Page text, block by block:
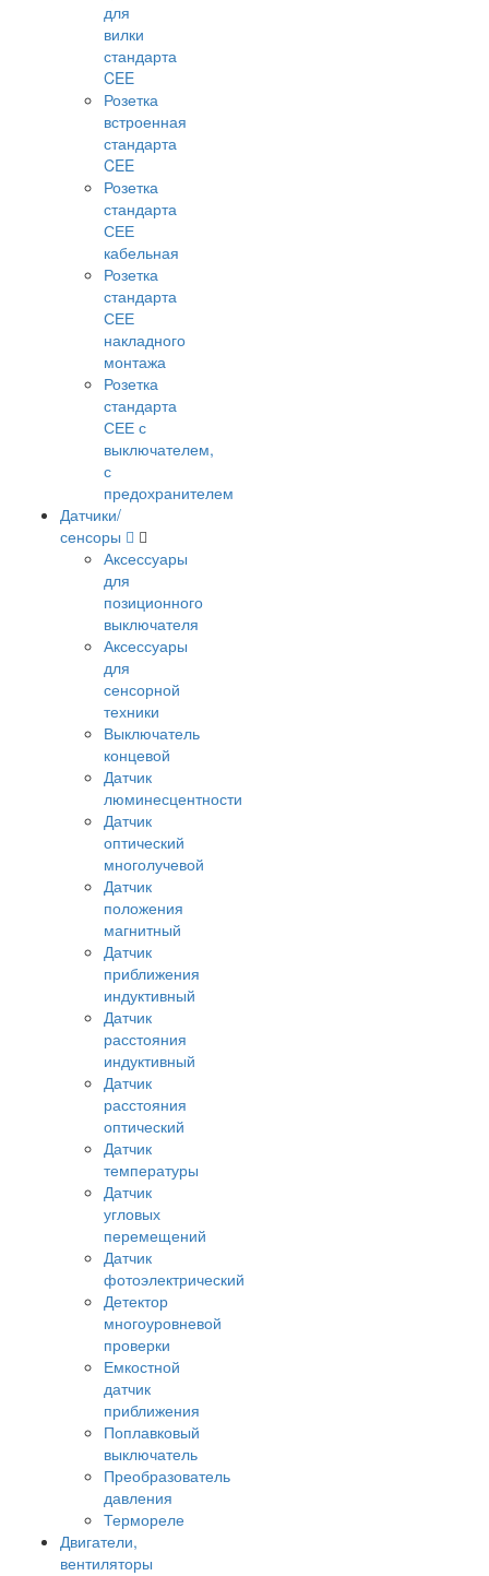
для
вилки
стандарта
CEE
Розетка
встроенная
стандарта
CEE
Розетка
стандарта
СЕЕ
кабельная
Розетка
стандарта
СЕЕ
накладного
монтажа
Розетка
стандарта
СЕЕ с
выключателем,
с
предохранителем
Датчики/
сенсоры
Аксессуары
для
позиционного
выключателя
Аксессуары
для
сенсорной
техники
Выключатель
концевой
Датчик
люминесцентности
Датчик
оптический
многолучевой
Датчик
положения
магнитный
Датчик
приближения
индуктивный
Датчик
расстояния
индуктивный
Датчик
расстояния
оптический
Датчик
температуры
Датчик
угловых
перемещений
Датчик
фотоэлектрический
Детектор
многоуровневой
проверки
Емкостной
датчик
приближения
Поплавковый
выключатель
Преобразователь
давления
Термореле
Двигатели,
вентиляторы